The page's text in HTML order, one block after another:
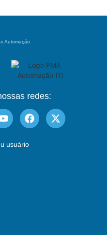
Automação
redes:
usuário